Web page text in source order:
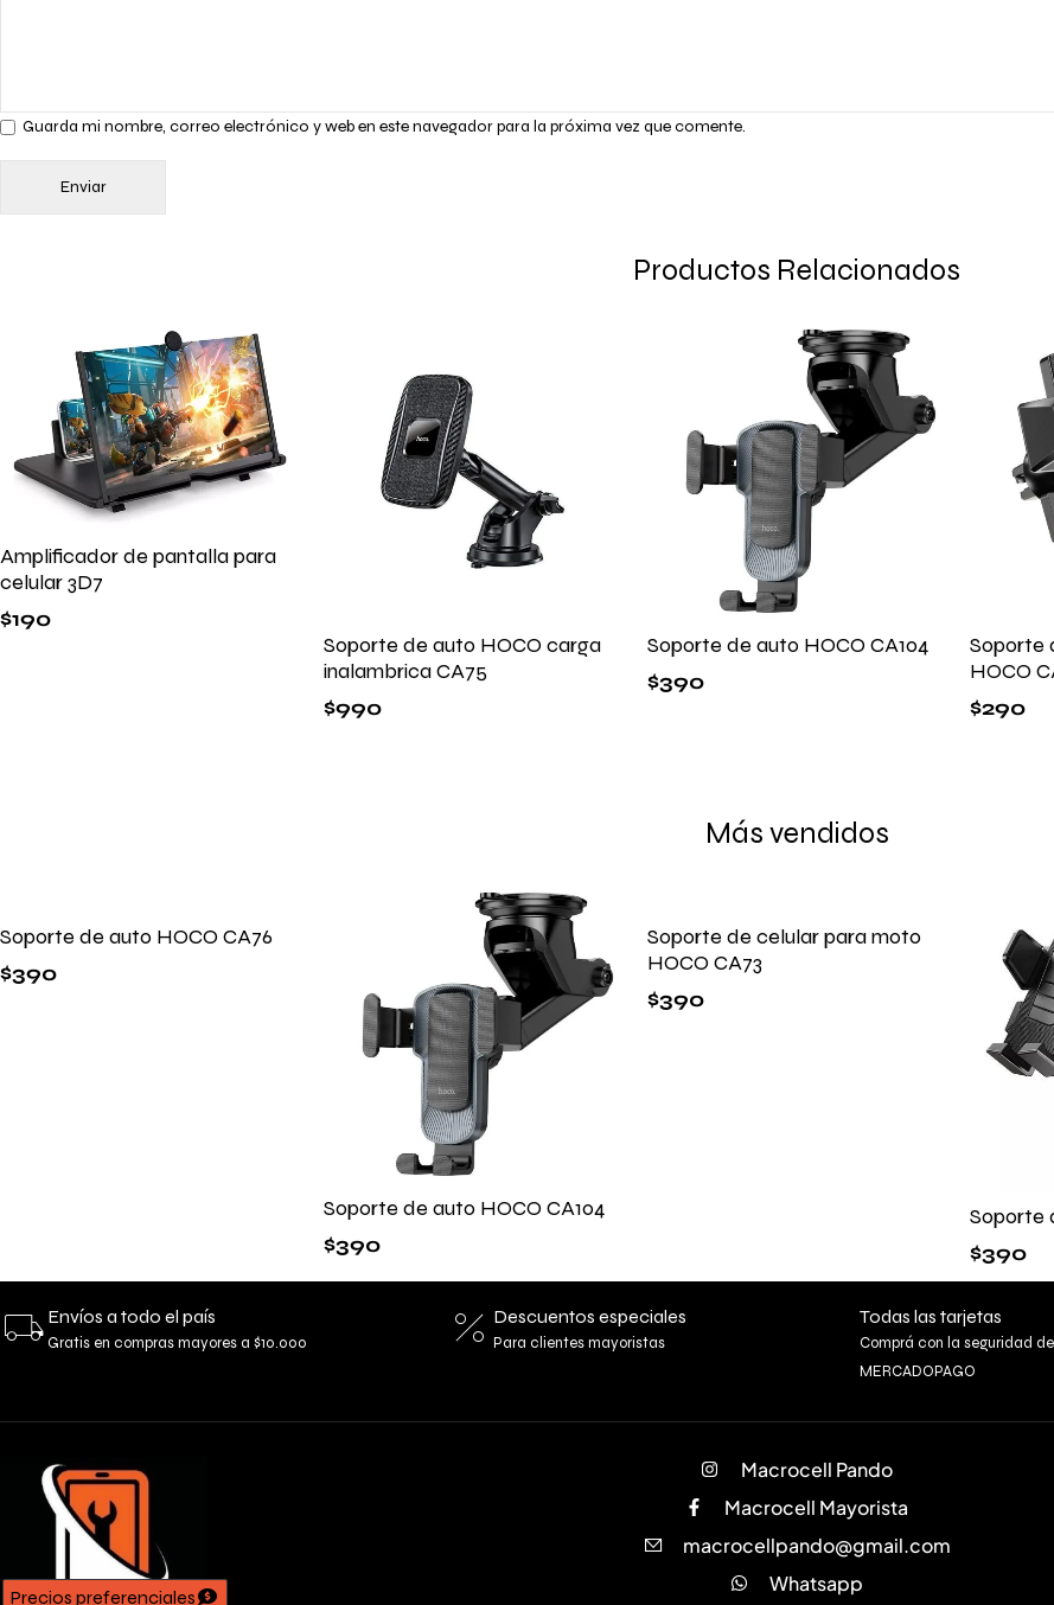
Guarda mi nombre, correo electrónico y web en este navegador para la próxima vez que comente.
Productos Relacionados
Amplificador de pantalla para
celular 3D7
$190
Soporte de auto HOCO carga
inalambrica CA75
$990
Soporte de auto HOCO CA104
$390
Soporte
HOCO
$290
Más vendidos
Soporte de auto HOCO CA76
$390
Soporte de auto HOCO CA104
$390
Soporte de celular para moto
HOCO CA73
$390
Soporte
$390
Envíos a todo el país
Gratis en compras mayores a $10.000
Descuentos especiales
Para clientes mayoristas
Todas las tarjetas
Comprá con la seguridad de
MERCADOPAGO
Macrocell Pando
Macrocell Mayorista
macrocellpando@gmail.com
Whatsapp
Precios preferenciales